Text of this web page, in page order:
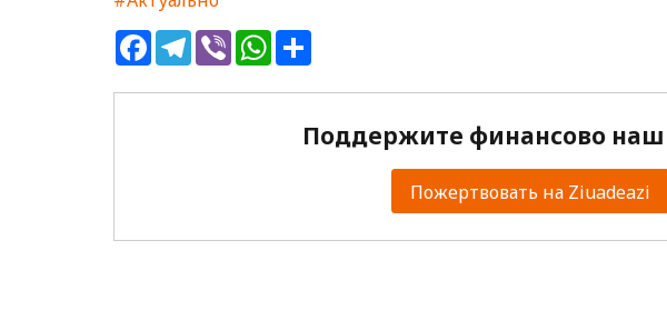
FacebookTelegram
ViberWhatsApp
Поддержите финансово наш
Пожертвовать на Ziuadeazi